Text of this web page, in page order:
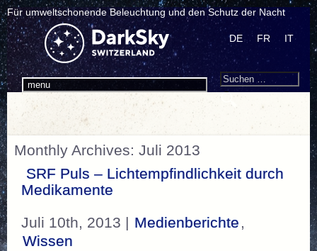
Für umweltschonende Beleuchtung und den Schutz der Nacht
menu
DE FR IT
Search
Suchen
Monthly Archives: Juli 2013
SRF Puls – Lichtempfindlichkeit durch
Medikamente
Juli 10th, 2013 | Medienberichte ,
Wissen